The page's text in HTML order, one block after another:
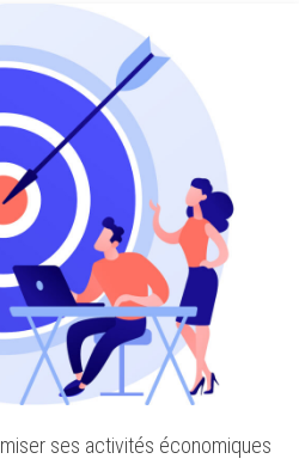
ses activités économiques